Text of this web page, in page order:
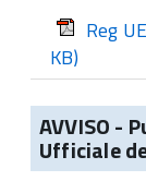
Reg
KB)
AVVISO -
Ufficiale